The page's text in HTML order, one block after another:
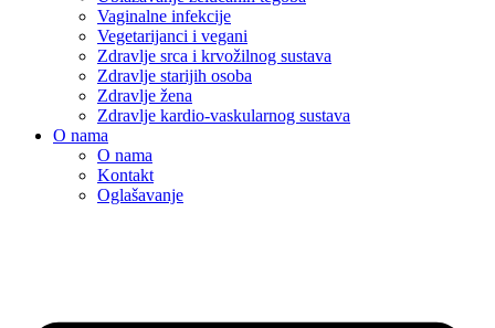
Vaginalne infekcije
Vegetarijanci i vegani
Zdravlje srca i krvožilnog sustava
Zdravlje starijih osoba
Zdravlje žena
Zdravlje kardio-vaskularnog sustava
O nama
O nama
Kontakt
Oglašavanje